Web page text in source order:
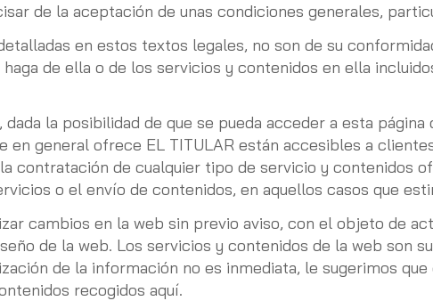
de la aceptación de unas condiciones generales,
en estos textos legales, no son de su
de ella o de los servicios y contenidos en ella
la posibilidad de que se pueda acceder a esta
en general ofrece EL TITULAR están accesibles a
contratación de cualquier tipo de servicio y contenidos
o el envío de contenidos, en aquellos casos que
cambios en la web sin previo aviso, con el objeto de
de la web. Los servicios y contenidos de la web son
de la información no es inmediata, le sugerimos
recogidos aquí.